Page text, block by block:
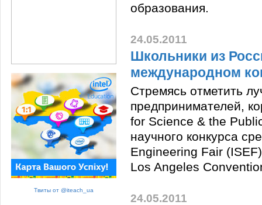
Твиты от @iteach_ua
образования.
24.05.2011
Школьники из
международном
Стремясь отметить
предпринимателей,
for Science & the
научного конкурса
Engineering Fair
Los Angeles
24.05.2011